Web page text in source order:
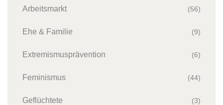
Arbeitsmarkt (56)
Ehe & Familie (9)
Extremismusprävention (6)
Feminismus (44)
Geflüchtete (3)